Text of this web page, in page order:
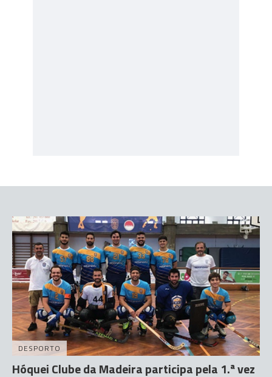
DESPORTO
Hóquei Clube da Madeira participa pela 1.ª vez